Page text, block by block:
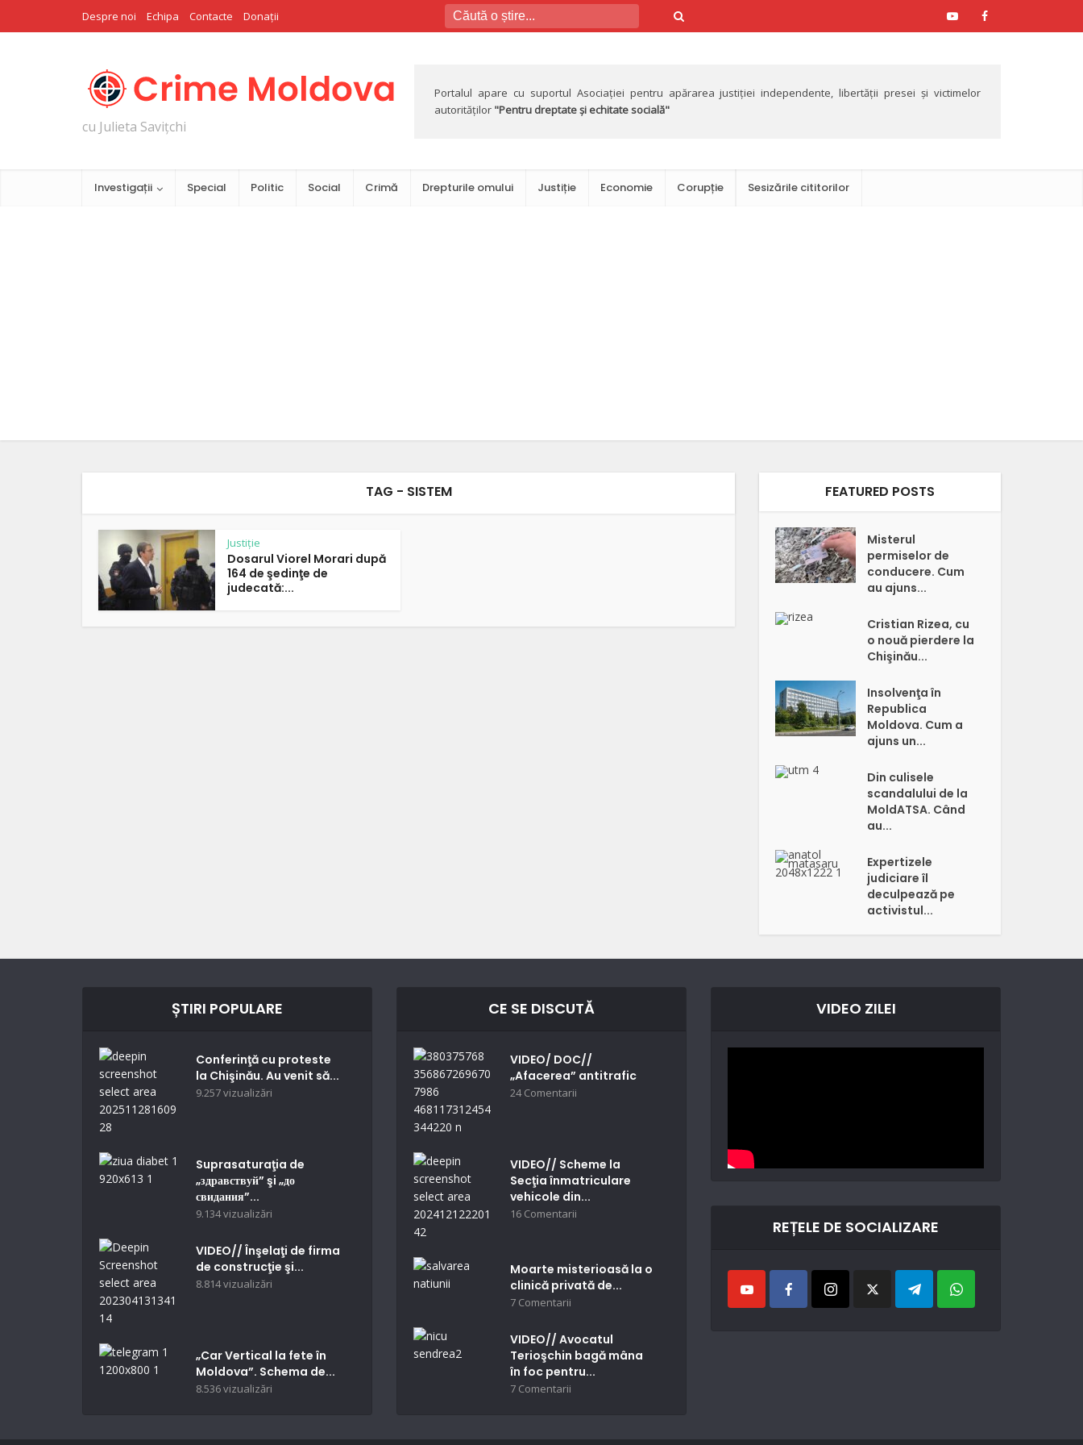
Despre noi Echipa Contacte Donații
cu Julieta Savițchi
Portalul apare cu suportul Asociației pentru apărarea justiției independente, libertății presei și victimelor
autorităților "Pentru dreptate și echitate socială"
Investigații Special Politic Social Crimă Drepturile omului Justiție Economie Corupție Sesizările cititorilor
TAG - SISTEM
Justiție
Dosarul Viorel Morari după
164 de şedinţe de
judecată:...
FEATURED POSTS
Misterul
permiselor de
conducere. Cum
au ajuns...
Cristian Rizea, cu
o nouă pierdere la
Chişinău...
Insolvenţa în
Republica
Moldova. Cum a
ajuns un...
Din culisele
scandalului de la
MoldATSA. Când
au...
Expertizele
judiciare îl
deculpează pe
activistul...
ȘTIRI POPULARE
Conferinţă cu proteste
la Chişinău. Au venit să...
9.257 vizualizări
Suprasaturaţia de
„здравствуй” şi „до
свидания”...
9.134 vizualizări
VIDEO// Înşelaţi de firma
de construcţie şi...
8.814 vizualizări
„Car Vertical la fete în
Moldova”. Schema de...
8.536 vizualizări
CE SE DISCUTĂ
VIDEO/ DOC//
„Afacerea” antitrafic
24 Comentarii
VIDEO// Scheme la
Secţia înmatriculare
vehicole din...
16 Comentarii
Moarte misterioasă la o
clinică privată de...
7 Comentarii
VIDEO// Avocatul
Terioşchin bagă mâna
în foc pentru...
7 Comentarii
VIDEO ZILEI
REȚELE DE SOCIALIZARE